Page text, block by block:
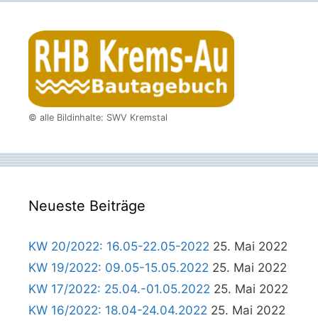
© alle Bildinhalte: SWV Kremstal
Neueste Beiträge
KW 20/2022: 16.05-22.05-2022 25. Mai 2022
KW 19/2022: 09.05-15.05.2022 25. Mai 2022
KW 17/2022: 25.04.-01.05.2022 25. Mai 2022
KW 16/2022: 18.04-24.04.2022 25. Mai 2022